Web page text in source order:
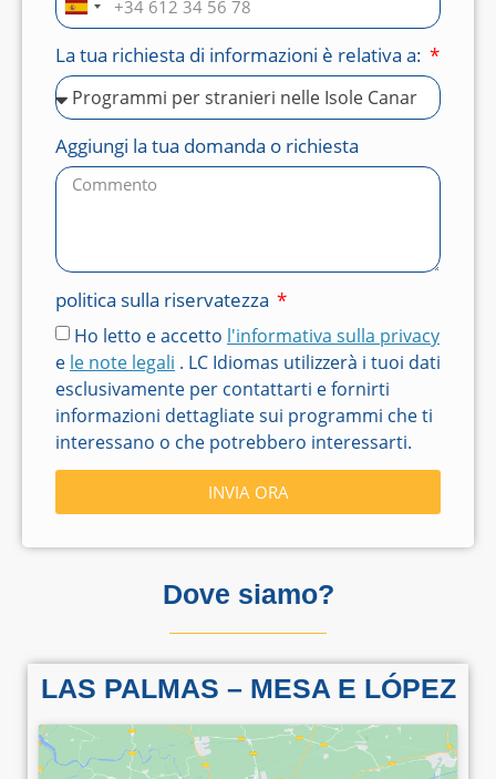
Spagna
La tua richiesta di informazioni è relativa a:
Aggiungi la tua domanda o richiesta
politica sulla riservatezza
Ho letto e accetto l'informativa sulla privacy
e le note legali . LC Idiomas utilizzerà i tuoi dati
esclusivamente per contattarti e fornirti
informazioni dettagliate sui programmi che ti
interessano o che potrebbero interessarti.
INVIA ORA
Dove siamo?
LAS PALMAS – MESA E LÓPEZ